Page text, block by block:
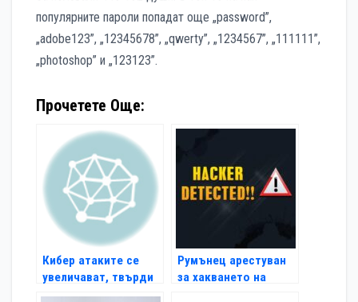
популярните пароли попадат още „password”,
„adobe123”, „12345678”, „qwerty”, „1234567”, „111111”,
„photoshop” и „123123”.
Прочетете Още:
Кибер атаките се
увеличават, твърди
висш шпионин
Румънец арестуван
за хакването на